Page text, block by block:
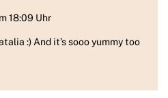
18:09 Uhr
:) And it’s sooo yummy too